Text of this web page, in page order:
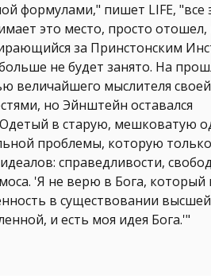
формулами," пишет LIFE, "все
это место, просто
за Принстонским
не будет занято. На
величайшего мыслителя
но Эйнштейн оставался
в старую, мешковатую
проблемы, которую
справедливости,
'Я не верю в Бога, который
в существовании
и есть моя идея Бога.'"